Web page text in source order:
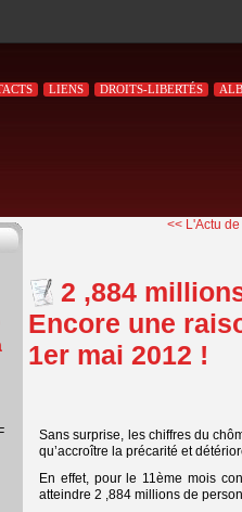
LIENS DROITS-LIBERTÉS
<< L'Actu
2 ,884
Encore une
1er mai 2012 !
Sans surprise, les chiffres du
qu’accroître la précarité et
En effet, pour le 11ème mois
atteindre 2 ,884 millions de